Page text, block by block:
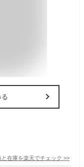
る
と在庫を楽天でチェック >>